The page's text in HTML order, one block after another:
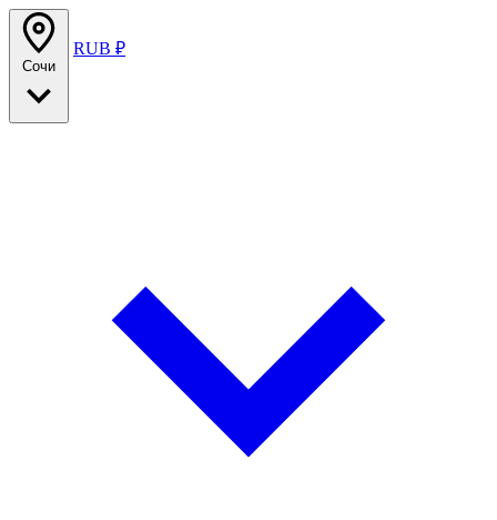
Сочи
RUB ₽